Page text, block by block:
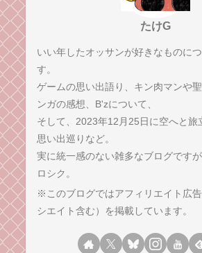
たけG
いい年したオッサンが好きなものに
す。
ゲームの思い出語り、キン肉マンや
ンガの感想、B'zについて、
そして、2023年12月25日に空へと旅
思い出巡りなど。
実に統一感のない雑多なブログです
ロシク。
※このブログではアフィリエイト広
シエイト含む）を掲載しています。